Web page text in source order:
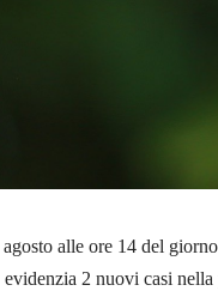
alle ore 14 del
2 nuovi casi